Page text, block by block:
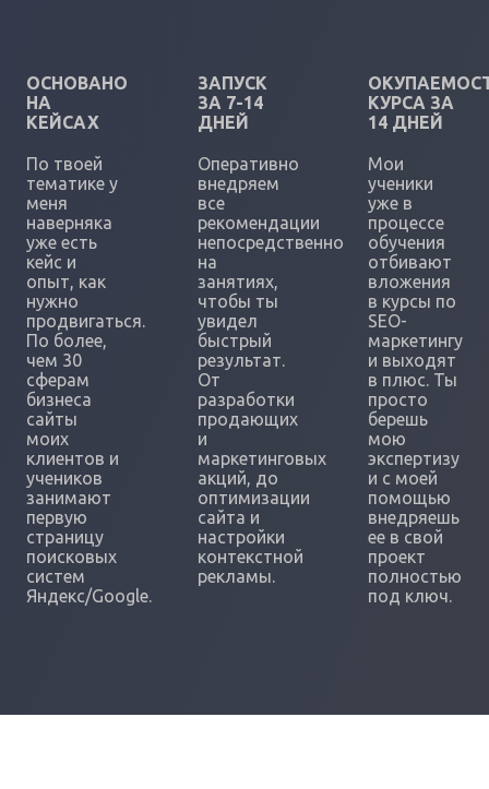
ОСНОВАНО
НА
КЕЙСАХ
По твоей
тематике у
меня
наверняка
уже есть
кейс и
опыт, как
нужно
продвигаться.
По более,
чем 30
сферам
бизнеса
сайты
моих
клиентов и
учеников
занимают
первую
страницу
поисковых
систем
Яндекс/Google.
ЗАПУСК
ЗА 7-14
ДНЕЙ
Оперативно
внедряем
все
рекомендации
непосредственно
на
занятиях,
чтобы ты
увидел
быстрый
результат.
От
разработки
продающих
и
маркетинговых
акций, до
оптимизации
сайта и
настройки
контекстной
рекламы.
КУРСА ЗА
14 ДНЕЙ
Мои
ученики
уже в
процессе
обучения
отбивают
вложения
в курсы по
SEO-
маркетингу
и выходят
в плюс. Ты
просто
берешь
мою
экспертизу
и с моей
помощью
внедряешь
ее в свой
проект
полностью
под ключ.